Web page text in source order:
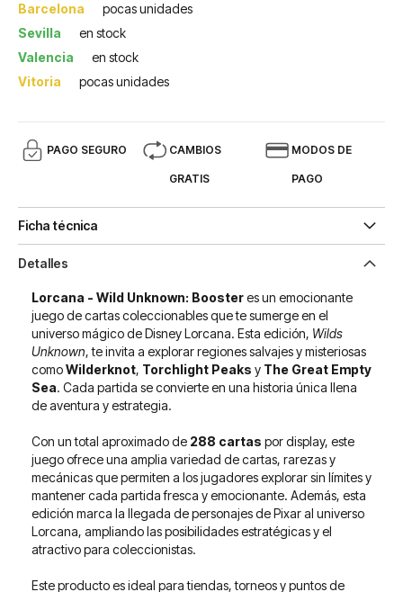
Barcelona
pocas unidades
Sevilla
en stock
Valencia
en stock
Vitoria
pocas unidades
PAGO SEGURO CAMBIOS
GRATIS
MODOS DE
PAGO
Ficha técnica
Detalles
Lorcana - Wild Unknown: Boosteres un emocionante
juego de cartas coleccionables que te sumerge en el
universo mágico de Disney Lorcana. Esta edición, Wilds
Unknown, te invita a explorar regiones salvajes y misteriosas
comoWilderknot, Torchlight Peaks y The Great Empty
Sea. Cada partida se convierte en una historia única llena
de aventura y estrategia.
Con un total aproximado de 288 cartas por display, este
juego ofrece una amplia variedad de cartas, rarezas y
mecánicas que permiten a los jugadores explorar sin límites y
mantener cada partida fresca y emocionante. Además, esta
edición marca la llegada de personajes de Pixar al universo
Lorcana, ampliando las posibilidades estratégicas y el
atractivo para coleccionistas.
Este producto es ideal para tiendas, torneos y puntos de